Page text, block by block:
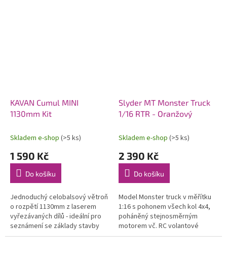
KAVAN Cumul MINI
1130mm Kit
Skladem e-shop (>5 ks)
1 590 Kč
Do košíku
Jednoduchý celobalsový větroň
o rozpětí 1130mm z laserem
vyřezávaných dílů - ideální pro
seznámení se základy stavby
modelů letadel. Konstrukce
Slyder MT Monster Truck
1/16 RTR - Oranžový
Skladem e-shop (>5 ks)
2 390 Kč
Do košíku
Model Monster truck v měřítku
1:16 s pohonem všech kol 4x4,
poháněný stejnosměrným
motorem vč. RC volantové
soupravy 2,4 GHz a pohonného